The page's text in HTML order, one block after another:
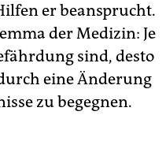
er beansprucht.
der Medizin: Je
sind, desto
eine Änderung
zu begegnen.